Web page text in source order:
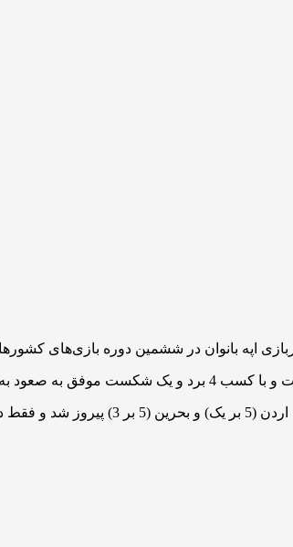
اپه بانوان در ششمین دوره بازی‌های
به مرحله دوم شود.